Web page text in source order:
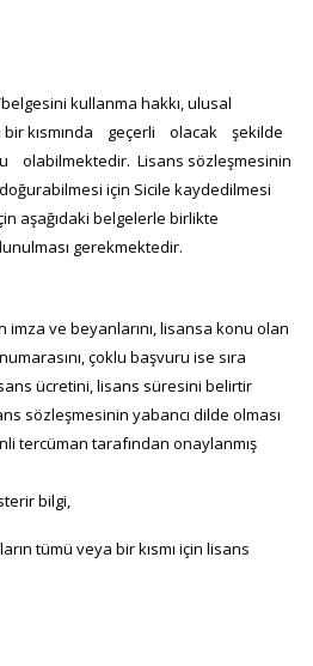
kullanma hakkı, ulusal
bir kısmında geçerli olacak şekilde
Lisans sözleşmesinin
için Sicile kaydedilmesi
aşağıdaki belgelerle birlikte
gerekmektedir.
imza ve beyanlarını, lisansa konu olan
çoklu başvuru ise sıra
ücretini, lisans süresini belirtir
sözleşmesinin yabancı dilde olması
tercüman tarafından onaylanmış
bilgi,
tümü veya bir kısmı için lisans